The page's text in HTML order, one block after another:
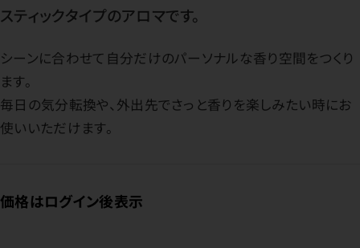
スティックタイプのアロマです。
シーンに合わせて自分だけのパーソナルな香り空間をつくり
ます。
毎日の気分転換や、外出先でさっと香りを楽しみたい時にお
使いいただけます。
価格はログイン後表示